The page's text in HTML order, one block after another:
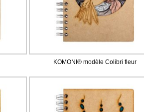
KOMONI® modèle Colibri fleur